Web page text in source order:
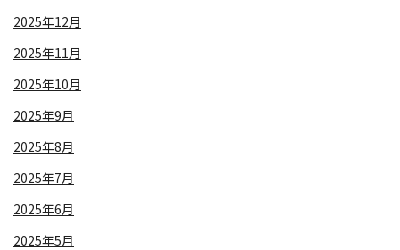
2025年12月
2025年11月
2025年10月
2025年9月
2025年8月
2025年7月
2025年6月
2025年5月